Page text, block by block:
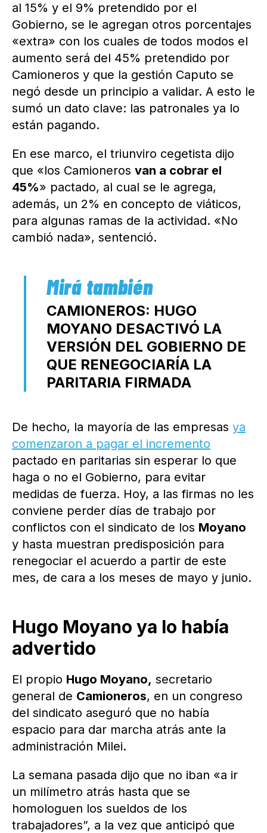
al 15% y el 9% pretendido por el
Gobierno, se le agregan otros porcentajes
«extra» con los cuales de todos modos el
aumento será del 45% pretendido por
Camioneros y que la gestión Caputo se
negó desde un principio a validar. A esto le
sumó un dato clave: las patronales ya lo
están pagando.
En ese marco, el triunviro cegetista dijo
que «los Camioneros van a cobrar el
45%» pactado, al cual se le agrega,
además, un 2% en concepto de viáticos,
para algunas ramas de la actividad. «No
cambió nada», sentenció.
CAMIONEROS: HUGO
MOYANO DESACTIVÓ LA
VERSIÓN DEL GOBIERNO DE
QUE RENEGOCIARÍA LA
PARITARIA FIRMADA
De hecho, la mayoría de las empresas ya
comenzaron a pagar el incremento
pactado en paritarias sin esperar lo que
haga o no el Gobierno, para evitar
medidas de fuerza. Hoy, a las firmas no les
conviene perder días de trabajo por
conflictos con el sindicato de los Moyano
y hasta muestran predisposición para
renegociar el acuerdo a partir de este
mes, de cara a los meses de mayo y junio.
Hugo Moyano ya lo había
advertido
El propio Hugo Moyano, secretario
general de Camioneros, en un congreso
del sindicato aseguró que no había
espacio para dar marcha atrás ante la
administración Milei.
La semana pasada dijo que no iban «a ir
un milímetro atrás hasta que se
homologuen los sueldos de los
trabajadores”, a la vez que anticipó que